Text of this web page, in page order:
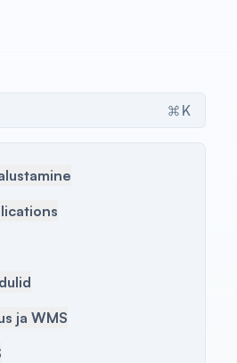
K
ja WMS